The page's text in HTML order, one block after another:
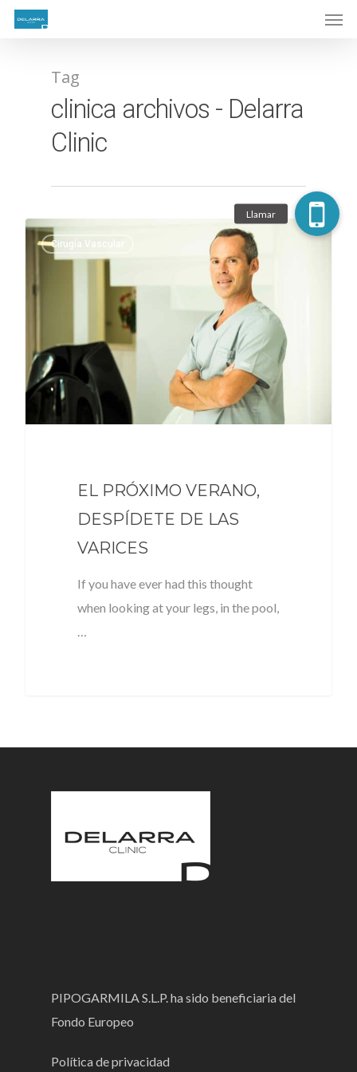
Tag
clinica archivos - Delarra
Clinic
Cirugía Vascular
EL PRÓXIMO VERANO,
DESPÍDETE DE LAS
VARICES
If you have ever had this thought
when looking at your legs, in the pool,
…
PIPOGARMILA S.L.P. ha sido beneficiaria del
Fondo Europeo
Política de privacidad